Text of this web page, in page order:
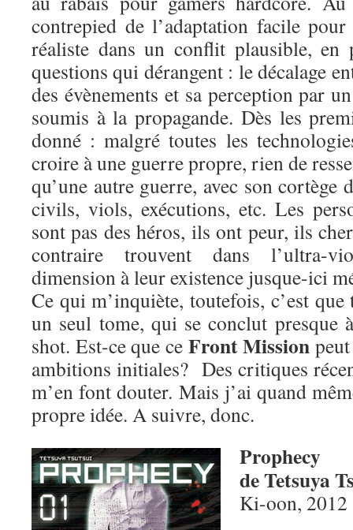
contrepied de l’adaptation facile
réaliste dans un conflit plausible, en
questions qui dérangent : le décalage
des évènements et sa perception par
soumis à la propagande. Dès les
donné : malgré toutes les
croire à une guerre propre, rien de
qu’une autre guerre, avec son cortège
civils, viols, exécutions, etc. Les
sont pas des héros, ils ont peur, ils
contraire trouvent dans l’ultra-
dimension à leur existence jusque-ici
Ce qui m’inquiète, toutefois, c’est
un seul tome, qui se conclut presque
shot. Est-ce que ce Front Mission
ambitions initiales? Des critiques
m’en font douter. Mais j’ai quand
propre idée. A suivre, donc.
Prophecy
de Tetsuya
Ki-oon, 2012